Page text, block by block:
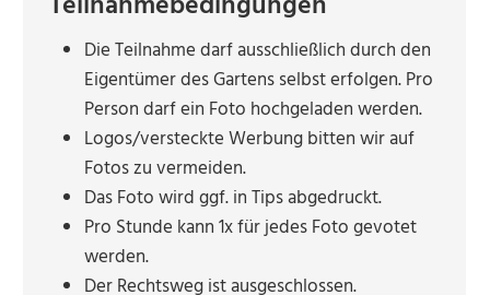
Die Teilnahme darf ausschließlich durch den
Eigentümer des Gartens selbst erfolgen. Pro
Person darf ein Foto hochgeladen werden.
Logos/versteckte Werbung bitten wir auf
Fotos zu vermeiden.
Das Foto wird ggf. in Tips abgedruckt.
Pro Stunde kann 1x für jedes Foto gevotet
werden.
Der Rechtsweg ist ausgeschlossen.